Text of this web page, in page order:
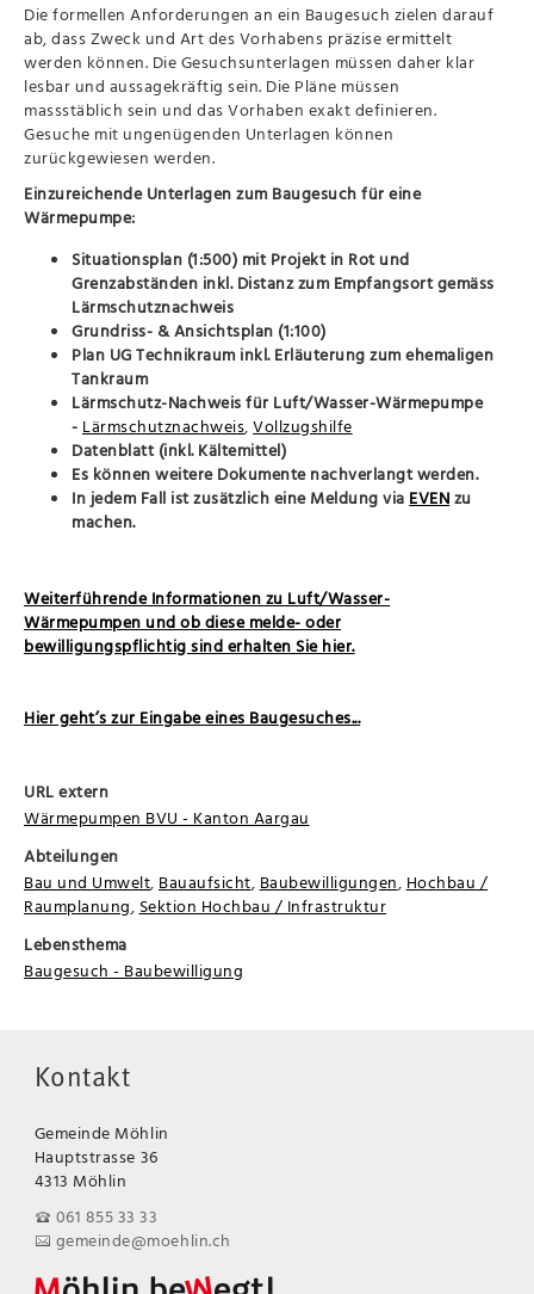
Die formellen Anforderungen an ein Baugesuch zielen darauf
ab, dass Zweck und Art des Vorhabens präzise ermittelt
werden können. Die Gesuchsunterlagen müssen daher klar
lesbar und aussagekräftig sein. Die Pläne müssen
massstäblich sein und das Vorhaben exakt definieren.
Gesuche mit ungenügenden Unterlagen können
zurückgewiesen werden.
Einzureichende Unterlagen zum Baugesuch für eine
Wärmepumpe:
Situationsplan (1:500) mit Projekt in Rot und
Grenzabständen inkl. Distanz zum Empfangsort gemäss
Lärmschutznachweis
Grundriss- & Ansichtsplan (1:100)
Plan UG Technikraum inkl. Erläuterung zum ehemaligen
Tankraum
Lärmschutz-Nachweis für Luft/Wasser-Wärmepumpe
- Lärmschutznachweis,Vollzugshilfe
Datenblatt (inkl. Kältemittel)
Es können weitere Dokumente nachverlangt werden.
In jedem Fall ist zusätzlich eine Meldung via EVENzu
machen.
Weiterführende Informationen zu Luft/Wasser-
Wärmepumpen und ob diese melde- oder
bewilligungspflichtig sind erhalten Sie hier.
Hier geht’s zur Eingabe eines Baugesuches...
URL extern
Wärmepumpen BVU - Kanton Aargau
Abteilungen
Bau und Umwelt, Bauaufsicht, Baubewilligungen, Hochbau /
Raumplanung, Sektion Hochbau / Infrastruktur
Lebensthema
Baugesuch - Baubewilligung
Kontakt
Gemeinde Möhlin
Hauptstrasse 36
4313 Möhlin
061 855 33 33
gemeinde@moehlin.ch